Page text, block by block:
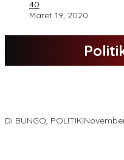
40
Maret 19, 2020
Di BUNGO, POLITIK|